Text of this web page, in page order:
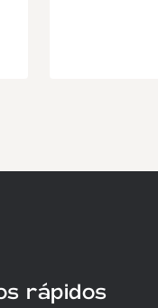
rápidos